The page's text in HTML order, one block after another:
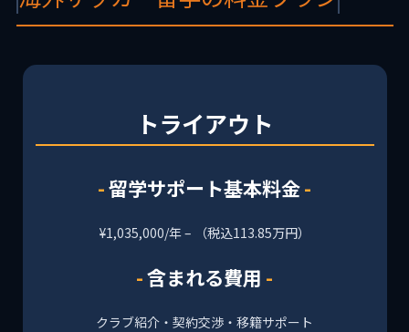
トライアウト
留学サポート基本料金
¥1,035,000/年 – （税込113.85万円）
含まれる費用
クラブ紹介・契約交渉・移籍サポート